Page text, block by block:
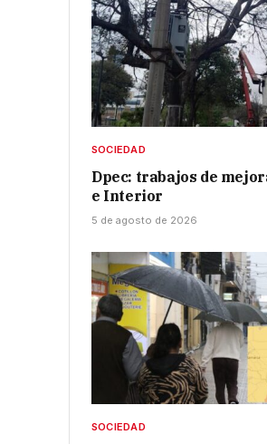
SOCIEDAD
Dpec: trabajos de
e Interior
5 de agosto de 2026
SOCIEDAD